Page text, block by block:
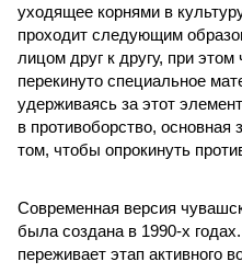
уходящее корнями в
проходит следующим
лицом друг к другу, при этом
перекинуто специальное
удерживаясь за этот
в противоборство, основная
том, чтобы опрокинуть
Современная версия
была создана в 1990-х
переживает этап активного